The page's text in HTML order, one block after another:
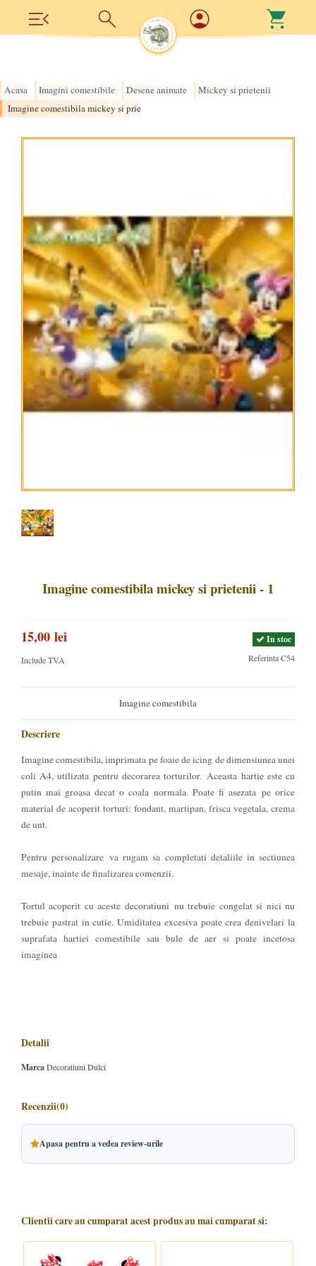
Acasa Imagini comestibile Desene animate Mickey si prietenii
Imagine comestibila mickey si prietenii - 1
Imagine comestibila mickey si prietenii - 1
ReferintaC54
In stoc
15,00 lei
Include TVA
Imagine comestibila
Descriere
Imagine comestibila, imprimata pe foaie de icing de dimensiunea unei
coli A4, utilizata pentru decorarea torturilor. Aceasta hartie este cu
putin mai groasa decat o coala normala. Poate fi asezata pe orice
material de acoperit torturi: fondant, martipan, frisca vegetala, crema
de unt.
Pentru personalizare va rugam sa completati detaliile in sectiunea
mesaje, inainte de finalizarea comenzii.
Tortul acoperit cu aceste decoratiuni nu trebuie congelat si nici nu
trebuie pastrat in cutie. Umiditatea excesiva poate crea denivelari la
suprafata hartiei comestibile sau bule de aer si poate incetosa
imaginea
Detalii
MarcaDecoratiuni Dulci
Recenzii(0)
Apasa pentru a vedea review-urile
Clientii care au cumparat acest produs au mai cumparat si: